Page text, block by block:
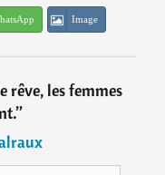
Image
rêve, les femmes
”